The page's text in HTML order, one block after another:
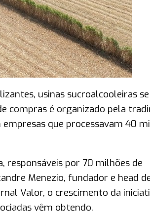
usinas sucroalcooleiras
compras é organizado pela
que processavam 40
responsáveis por 70 milhões de
Menezio, fundador e head
Valor, o crescimento da
vêm obtendo.